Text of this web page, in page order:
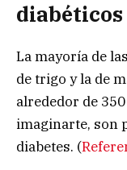
diabéticos
La mayoría de
de trigo y la de
alrededor de
imaginarte, son
diabetes. (